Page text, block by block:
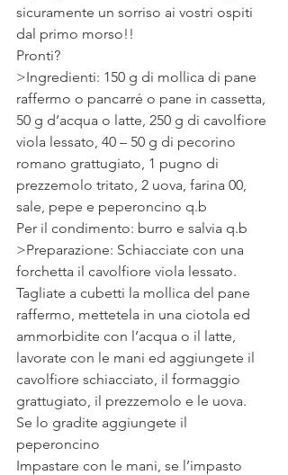
sicuramente un sorriso ai vostri ospiti
dal primo morso!!
Pronti?
>Ingredienti: 150 g di mollica di pane
raffermo o pancarré o pane in cassetta,
50 g d’acqua o latte, 250 g di cavolfiore
viola lessato, 40 – 50 g di pecorino
romano grattugiato, 1 pugno di
prezzemolo tritato, 2 uova, farina 00,
sale, pepe e peperoncino q.b
Per il condimento: burro e salvia q.b
>Preparazione: Schiacciate con una
forchetta il cavolfiore viola lessato.
Tagliate a cubetti la mollica del pane
raffermo, mettetela in una ciotola ed
ammorbidite con l’acqua o il latte,
lavorate con le mani ed aggiungete il
cavolfiore schiacciato, il formaggio
grattugiato, il prezzemolo e le uova.
Se lo gradite aggiungete il
peperoncino
Impastare con le mani, se l’impasto